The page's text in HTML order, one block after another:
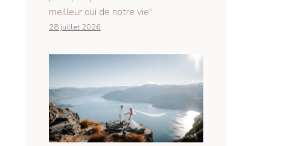
meilleur oui de notre vie"
28 juillet 2026